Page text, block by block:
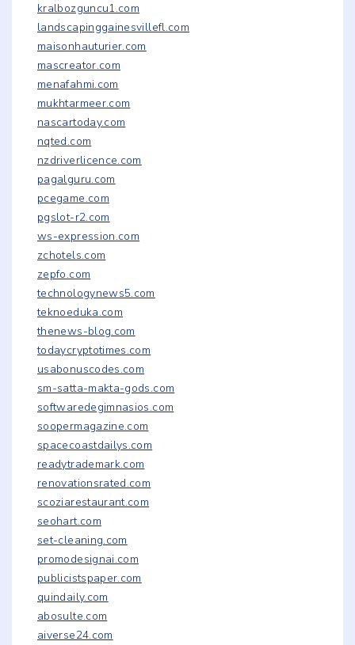
kralbozguncu1.com
landscapinggainesvillefl.com
maisonhauturier.com
mascreator.com
menafahmi.com
mukhtarmeer.com
nascartoday.com
nqted.com
nzdriverlicence.com
pagalguru.com
pcegame.com
pgslot-r2.com
ws-expression.com
zchotels.com
zepfo.com
technologynews5.com
teknoeduka.com
thenews-blog.com
todaycryptotimes.com
usabonuscodes.com
sm-satta-makta-gods.com
softwaredegimnasios.com
soopermagazine.com
spacecoastdailys.com
readytrademark.com
renovationsrated.com
scoziarestaurant.com
seohart.com
set-cleaning.com
promodesignai.com
publicistspaper.com
quindaily.com
abosulte.com
aiverse24.com